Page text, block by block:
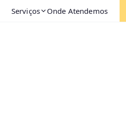
Serviços Onde Atendemos